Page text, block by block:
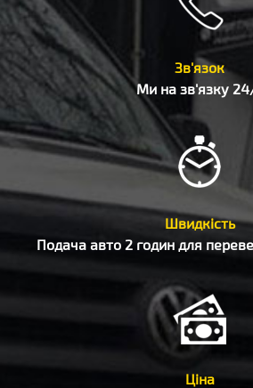
Зв'язок
Ми на зв'язку
Швидкість
Подача авто 2 годин для
Ціна